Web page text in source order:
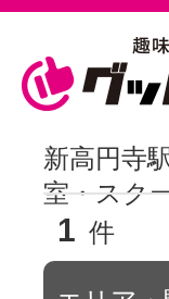
新高円寺
室・スク
1 件